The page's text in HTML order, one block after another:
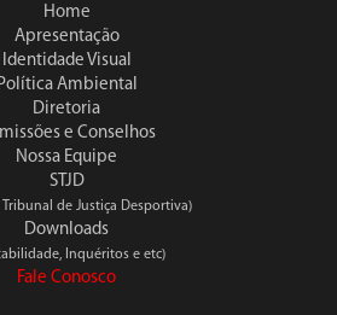
Home
Apresentação
Identidade Visual
Ambiental
Diretoria
e Conselhos
Nossa Equipe
STJD
de Justiça Desportiva)
Downloads
Inquéritos e etc)
Fale Conosco